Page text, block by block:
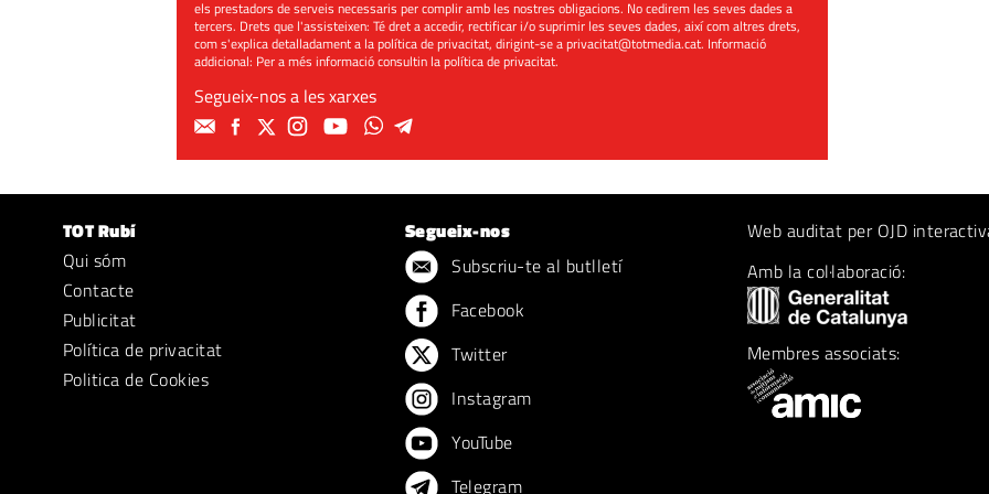
els prestadors de serveis necessaris per complir amb les nostres obligacions. No cedirem les seves dades a
tercers. Drets que l'assisteixen: Té dret a accedir, rectificar i/o suprimir les seves dades, així com altres drets,
com s'explica detalladament a la política de privacitat, dirigint-se aprivacitat@totmedia.cat. Informació
addicional: Per a més informació consultin lapolítica de privacitat.
Segueix-nos a les xarxes
TOT Rubí
Qui sóm
Contacte
Publicitat
Política de privacitat
Politica de Cookies
Segueix-nos
Subscriu-te al butlletí
Facebook
Twitter
Instagram
YouTube
Telegram
Web auditat per OJD
Amb la col·laboració:
Membres associats: